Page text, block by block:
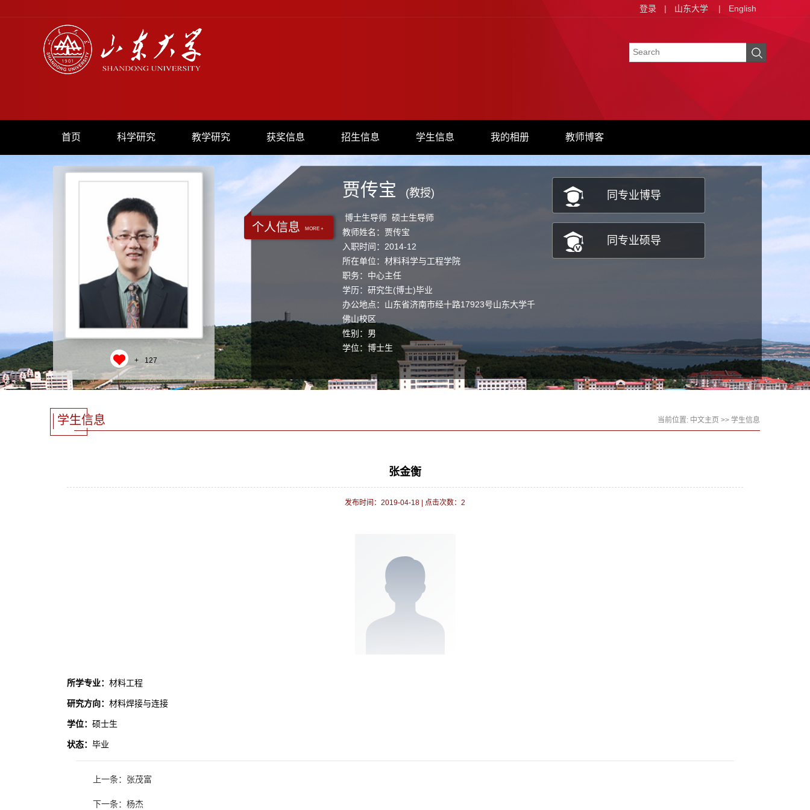
登录 | 山东大学 | English
首页 科学研究 教学研究 获奖信息 招生信息 学生信息 我的相册 教师博客
+ 127
个人信息 MORE +
贾传宝 (教授)
博士生导师 硕士生导师
教师姓名：贾传宝
入职时间：2014-12
所在单位：材料科学与工程学院
职务：中心主任
学历：研究生(博士)毕业
办公地点：山东省济南市经十路17923号山东大学千
佛山校区
性别：男
学位：博士生
主要任职：焊接所
毕业院校：山东大学
同专业博导
同专业硕导
学生信息 当前位置: 中文主页 >> 学生信息
张金衡
发布时间：2019-04-18 点击次数： 2
所学专业： 材料工程
研究方向： 材料焊接与连接
学位： 硕士生
状态： 毕业
上一条：张茂富
下一条：杨杰